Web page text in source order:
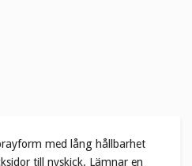
med lång hållbarhet
till nyskick. Lämnar en